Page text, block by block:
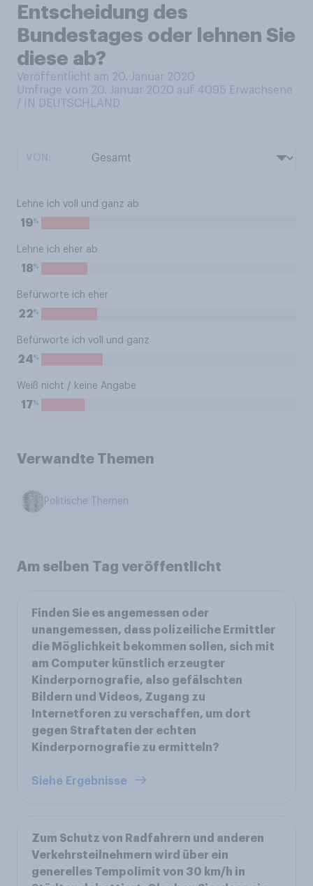
Entscheidung des
Bundestages oder lehnen Sie
diese ab?
Veröffentlicht am 20. Januar 2020
Umfrage vom 20. Januar 2020 auf 4095 Erwachsene
/ IN DEUTSCHLAND
Lehne ich voll und ganz ab
19%
Lehne ich eher ab
18%
Befürworte ich eher
22%
Befürworte ich voll und ganz
24%
Weiß nicht / keine Angabe
17%
Verwandte Themen
Politische Themen
Am selben Tag veröffentlicht
Finden Sie es angemessen oder
unangemessen, dass polizeiliche Ermittler
die Möglichkeit bekommen sollen, sich mit
am Computer künstlich erzeugter
Kinderpornografie, also gefälschten
Bildern und Videos, Zugang zu
Internetforen zu verschaffen, um dort
gegen Straftaten der echten
Kinderpornografie zu ermitteln?
Siehe Ergebnisse
Zum Schutz von Radfahrern und anderen
Verkehrsteilnehmern wird über ein
generelles Tempolimit von 30 km/h in